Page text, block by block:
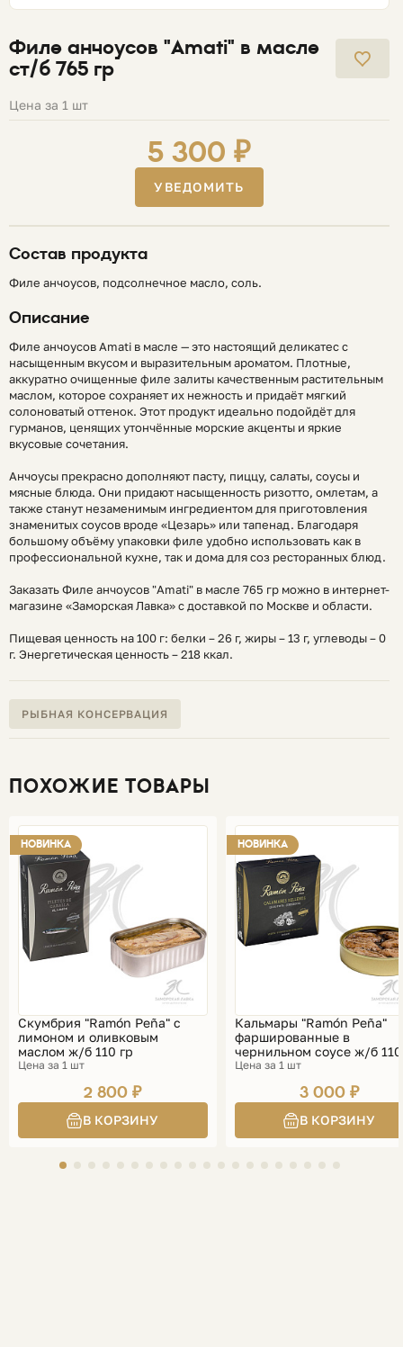
Филе анчоусов "Amati" в масле
ст/б 765 гр
Цена за 1 шт
5 300 ₽
УВЕДОМИТЬ
Состав продукта
Филе анчоусов, подсолнечное масло, соль.
Описание
Филе анчоусов Amati в масле — это настоящий деликатес с
насыщенным вкусом и выразительным ароматом. Плотные,
аккуратно очищенные филе залиты качественным растительным
маслом, которое сохраняет их нежность и придаёт мягкий
солоноватый оттенок. Этот продукт идеально подойдёт для
гурманов, ценящих утончённые морские акценты и яркие
вкусовые сочетания.
Анчоусы прекрасно дополняют пасту, пиццу, салаты, соусы и
мясные блюда. Они придают насыщенность ризотто, омлетам, а
также станут незаменимым ингредиентом для приготовления
знаменитых соусов вроде «Цезарь» или тапенад. Благодаря
большому объёму упаковки филе удобно использовать как в
профессиональной кухне, так и дома для соз ресторанных блюд.
Заказать Филе анчоусов "Amati" в масле 765 гр можно в интернет-
магазине «Заморская Лавка» с доставкой по Москве и области.
Пищевая ценность на 100 г: белки – 26 г, жиры – 13 г, углеводы – 0
г. Энергетическая ценность – 218 ккал.
РЫБНАЯ КОНСЕРВАЦИЯ
ПОХОЖИЕ ТОВАРЫ
НОВИНКА
Скумбрия "Ramón Peña" с
лимоном и оливковым
маслом ж/б 110 гр
Цена за 1 шт
2 800 ₽
НОВИНКА
Кальмары "Ramón Peña"
фаршированные в
чернильном соусе ж/б 110
Цена за 1 шт
3 000 ₽